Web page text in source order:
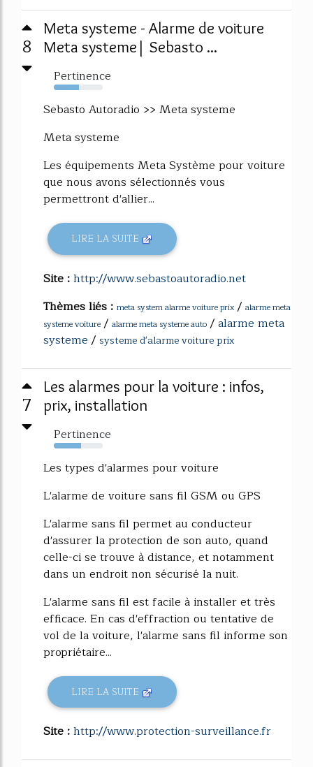
8
Meta systeme - Alarme de voiture
Meta systeme| Sebasto ...
Pertinence
51%
Sebasto Autoradio >> Meta systeme
Meta systeme
Les équipements Meta Système pour voiture
que nous avons sélectionnés vous
permettront d'allier...
LIRE LA SUITE
Site :http://www.sebastoautoradio.net
Thèmes liés : meta system alarme voiture prix / alarme meta
systeme voiture / alarme meta systeme auto /alarme meta
systeme/ systeme d'alarme voiture prix
7
Les alarmes pour la voiture : infos,
prix, installation
Pertinence
55%
Les types d'alarmes pour voiture
L'alarme de voiture sans fil GSM ou GPS
L'alarme sans fil permet au conducteur
d'assurer la protection de son auto, quand
celle-ci se trouve à distance, et notamment
dans un endroit non sécurisé la nuit.
L'alarme sans fil est facile à installer et très
efficace. En cas d'effraction ou tentative de
vol de la voiture, l'alarme sans fil informe son
propriétaire...
LIRE LA SUITE
Site :http://www.protection-surveillance.fr